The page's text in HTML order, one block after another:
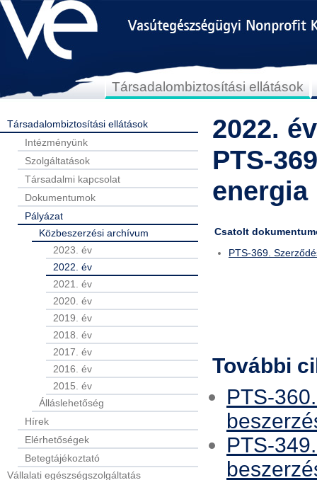
Társadalombiztosítási ellátások
Társadalombiztosítási ellátások
Intézményünk
Szolgáltatások
Társadalmi kapcsolat
Dokumentumok
Pályázat
Közbeszerzési archívum
2023. év
2022. év
2021. év
2020. év
2019. év
2018. év
2017. év
2016. év
2015. év
Álláslehetőség
Hírek
Elérhetőségek
Betegtájékoztató
Vállalati egészségszolgáltatás
2022. év
PTS-
energia
Csatolt
PTS-369.
További
PTS-
PTS-